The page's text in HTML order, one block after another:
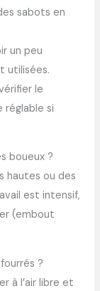
sabots en
un peu
utilisées.
le
réglable si
boueux ?
hautes ou des
est intensif,
(embout
?
à l’air libre et